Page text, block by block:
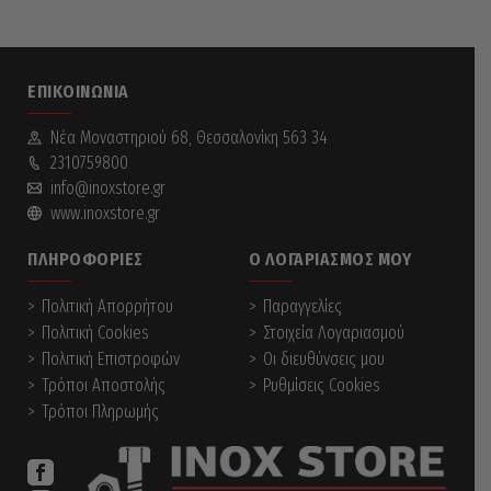
ΕΠΙΚΟΙΝΩΝΊΑ
Νέα Mοναστηριού 68, Θεσσαλονίκη 563 34
2310759800
info@inoxstore.gr
www.inoxstore.gr
ΠΛΗΡΟΦΟΡΊΕΣ
Πολιτική Απορρήτου
Πολιτική Cookies
Πολιτική Επιστροφών
Τρόποι Αποστολής
Τρόποι Πληρωμής
Ο ΛΟΓΑΡΙΑΣΜΌΣ ΜΟΥ
Παραγγελίες
Στοιχεία Λογαριασμού
Οι διευθύνσεις μου
Ρυθμίσεις Cookies